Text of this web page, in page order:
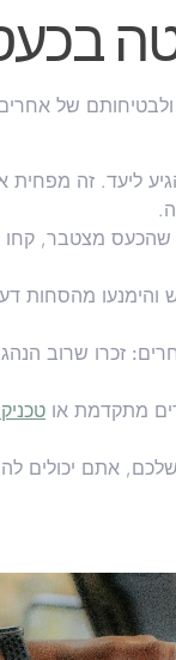
של
ליעד. זה מפחית
מצטבר, קחו
והימנעו מהסחות
זכרו שרוב
מתקדמת או
אתם יכולים